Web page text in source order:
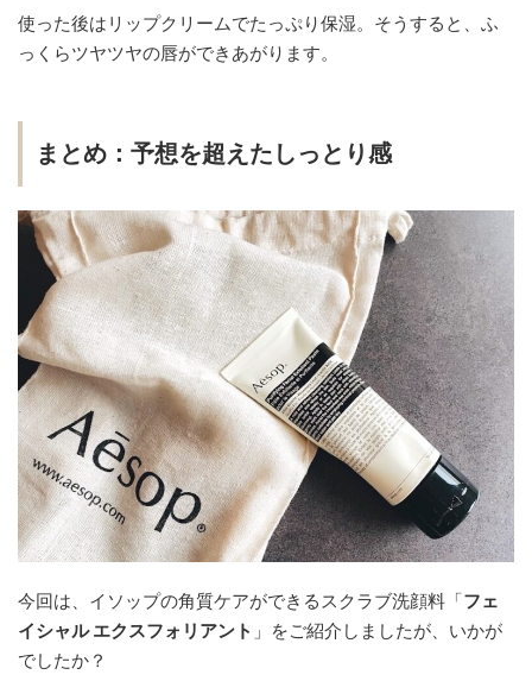
使った後はリップクリームでたっぷり保湿。そうすると、ふ
っくらツヤツヤの唇ができあがります。
まとめ：予想を超えたしっとり感
今回は、イソップの角質ケアができるスクラブ洗顔料「フェ
イシャル エクスフォリアント 」をご紹介しましたが、いかが
でしたか？